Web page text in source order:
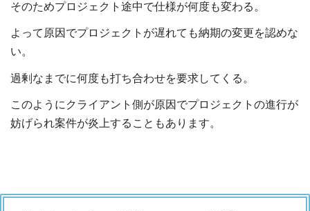
そのためプロジェクト途中で仕様が何度も変わる。
よって原因でプロジェクトが遅れても納期の変更を認めな
い。
過剰なまでに何度も打ち合わせを要求してくる。
このようにクライアント側が原因でプロジェクトの進行が
妨げられ案件が炎上することもあります。